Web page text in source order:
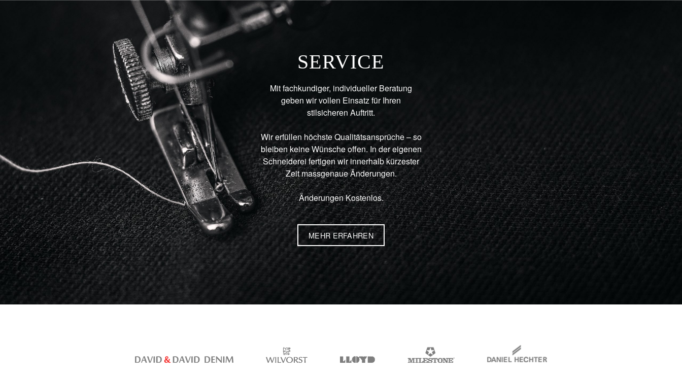
SERVICE
Mit fachkundiger, individueller Beratung
geben wir vollen Einsatz für Ihren
stilsicheren Auftritt.
Wir erfüllen höchste Qualitätsansprüche – so
bleiben keine Wünsche offen. In der eigenen
Schneiderei fertigen wir innerhalb kürzester
Zeit massgenaue Änderungen.
Änderungen Kostenlos.
MEHR ERFAHREN